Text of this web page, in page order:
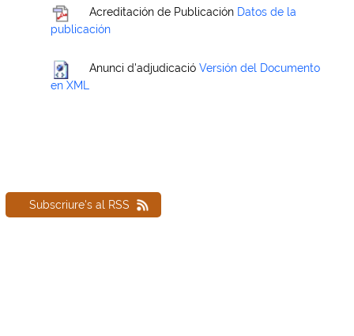
Acreditación de Publicación Datos de la
publicación
Anunci d'adjudicació Versión del Documento
en XML
Subscriure's al RSS